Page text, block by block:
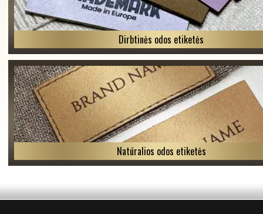
Dirbtinės odos etiketės
Natūralios odos etiketės